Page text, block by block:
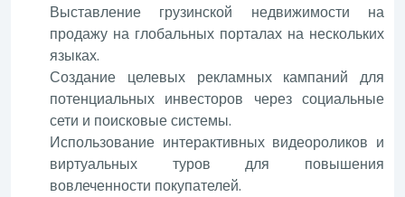
Выставление грузинской недвижимости на
продажу на глобальных порталах на нескольких
языках.
Создание целевых рекламных кампаний для
потенциальных инвесторов через социальные
сети и поисковые системы.
Использование интерактивных видеороликов и
виртуальных туров для повышения
вовлеченности покупателей.